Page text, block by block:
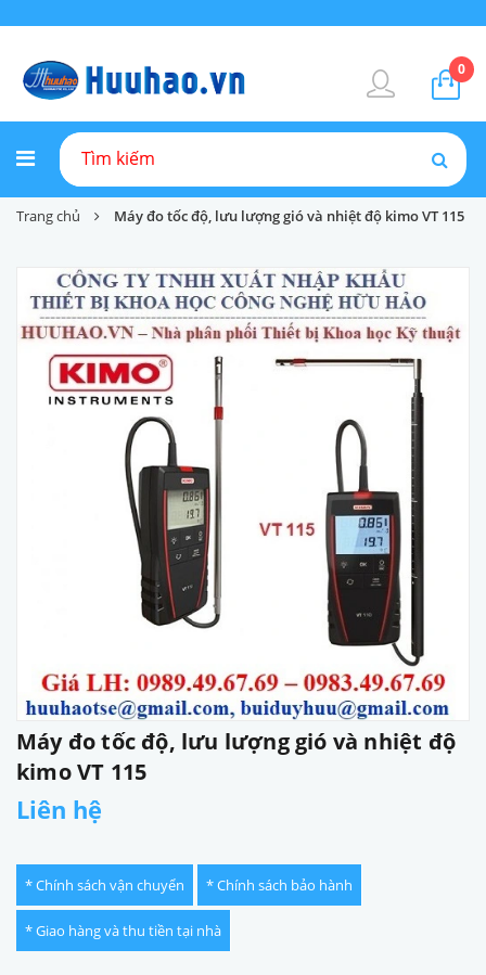
0
Trang chủ Máy đo tốc độ, lưu lượng gió và nhiệt độ kimo VT 115
Máy đo tốc độ, lưu lượng gió và nhiệt độ
kimo VT 115
Liên hệ
* Chính sách vận chuyển * Chính sách bảo hành
* Giao hàng và thu tiền tại nhà